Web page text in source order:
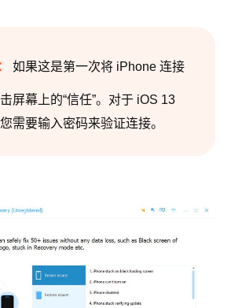
如果这是第一次将 iPhone 连接
屏幕上的“信任”。对于 iOS 13
需要输入密码来验证连接。